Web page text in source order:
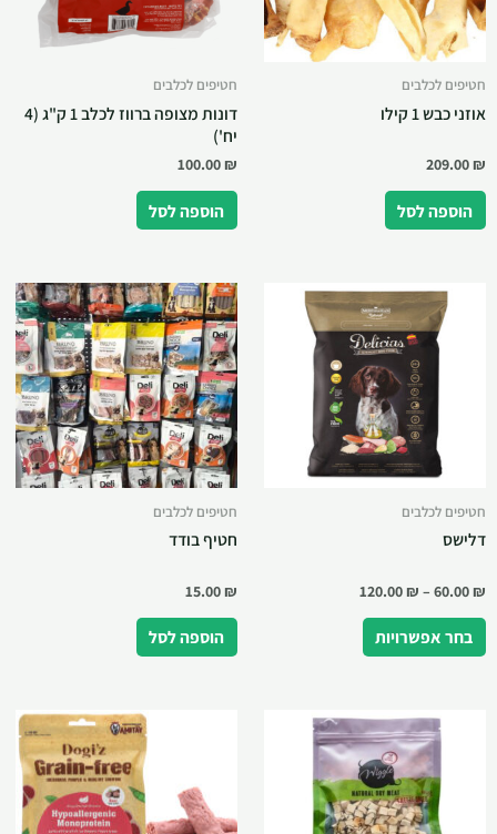
חטיפים לכלבים
אוזני כבש 1 קילו
209.00₪
הוספה לסל
חטיפים לכלבים
דונות מצופה ברווז לכלב 1 ק"ג (4
יח')
100.00₪
הוספה לסל
חטיפים לכלבים
דלישס
60.00₪
–
120.00₪
בחר אפשרויות
חטיפים לכלבים
חטיף בודד
15.00₪
הוספה לסל